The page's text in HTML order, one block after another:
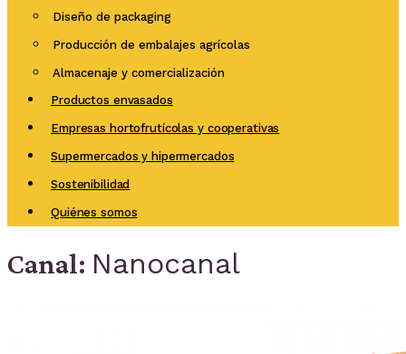
Diseño de packaging
Producción de embalajes agrícolas
Almacenaje y comercialización
Productos envasados
Empresas hortofrutícolas y cooperativas
Supermercados y hipermercados
Sostenibilidad
Quiénes somos
Canal: Nanocanal